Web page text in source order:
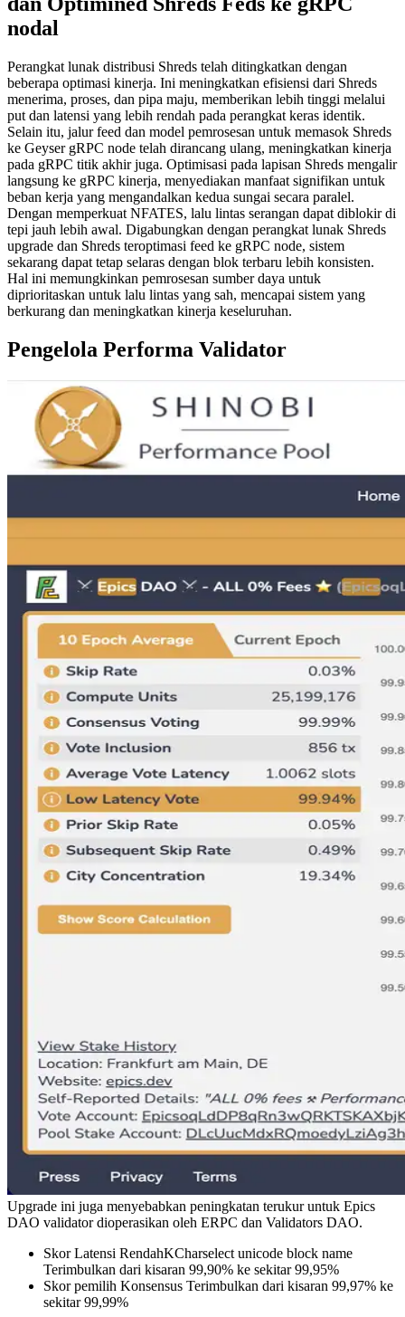
nodal
Perangkat lunak distribusi Shreds telah ditingkatkan dengan
beberapa optimasi kinerja. Ini meningkatkan efisiensi dari Shreds
menerima, proses, dan pipa maju, memberikan lebih tinggi melalui
put dan latensi yang lebih rendah pada perangkat keras identik.
Selain itu, jalur feed dan model pemrosesan untuk memasok Shreds
ke Geyser gRPC node telah dirancang ulang, meningkatkan kinerja
pada gRPC titik akhir juga. Optimisasi pada lapisan Shreds mengalir
langsung ke gRPC kinerja, menyediakan manfaat signifikan untuk
beban kerja yang mengandalkan kedua sungai secara paralel.
Dengan memperkuat NFATES, lalu lintas serangan dapat diblokir di
tepi jauh lebih awal. Digabungkan dengan perangkat lunak Shreds
upgrade dan Shreds teroptimasi feed ke gRPC node, sistem
sekarang dapat tetap selaras dengan blok terbaru lebih konsisten.
Hal ini memungkinkan pemrosesan sumber daya untuk
diprioritaskan untuk lalu lintas yang sah, mencapai sistem yang
berkurang dan meningkatkan kinerja keseluruhan.
Pengelola Performa Validator
Upgrade ini juga menyebabkan peningkatan terukur untuk Epics
DAO validator dioperasikan oleh ERPC dan Validators DAO.
Skor Latensi RendahKCharselect unicode block name
Terimbulkan dari kisaran 99,90% ke sekitar 99,95%
Skor pemilih Konsensus Terimbulkan dari kisaran 99,97% ke
sekitar 99,99%